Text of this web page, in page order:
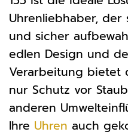
Uhrenliebhaber, der
und sicher
edlen Design und
Verarbeitung bietet
nur Schutz vor
anderen
Ihre Uhren auch